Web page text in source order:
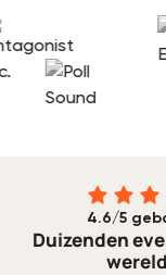
4.6/5
Duizenden